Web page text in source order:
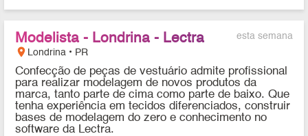
esta semana
Modelista - Londrina - Lectra
location_on Londrina • PR
Confecção de peças de vestuário admite profissional
para realizar modelagem de novos produtos da
marca, tanto parte de cima como parte de baixo. Que
tenha experiência em tecidos diferenciados, construir
bases de modelagem do zero e conhecimento no
software da Lectra.